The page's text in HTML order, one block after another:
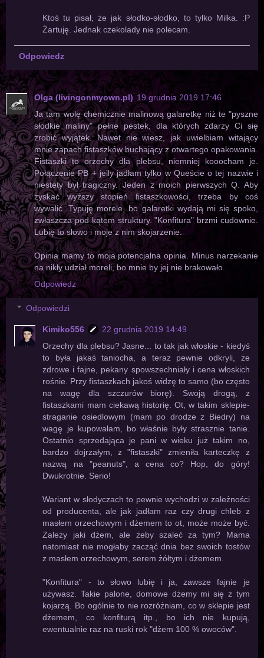
Ktoś tu pisał, że jak słodko-słodko, to tylko Milka. :P
Żartuję. Jednak czekolady nie polecam.
Odpowiedz
Olga (livingonmyown.pl) 19 grudnia 2019 17:46
Ja tam wolę chemicznie malinową galaretkę niż te "pyszne
słodkie maliny" pełne pestek, dla których zdarzy Ci się
zrobić wyjątek. Nawet nie wiesz, jak uwielbiam witający
mnie zapach fistaszków buchający z otwartego opakowania.
Fistaszki to orzechy dla plebsu, niemniej kooocham je.
Połączenie PB + jelly jadłam tylko w Queście o tej nazwie i
niestety był tragiczny. Jeden z moich pierwszych Q. Aby
zyskać wyższy stopień fistaszkowości, trzeba by coś
wywalić. Typuję morele, bo galaretki wydają mi się spoko,
zwłaszcza pod kątem struktury. "Konfitura" brzmi cudownie.
Lubię to słowo i moje z nim skojarzenie.
Opinia mamy to moja potencjalna opinia. Minus narzekanie
na nikły udział moreli, bo mnie by jej nie brakowało.
Odpowiedz
Odpowiedzi
Kimiko556
22 grudnia 2019 14:49
Orzechy dla plebsu? Jasne... to tak jak włoskie - kiedyś
to była jakaś taniocha, a teraz pewnie odkryli, że
zdrowe i fajne, pekany spowszechniały i cena włoskich
rośnie. Przy fistaszkach jakoś widzę to samo (bo często
na wagę dla szczurów biorę). Swoją drogą, z
fistaszkami mam ciekawą historię. Ot, w takim sklepie-
straganie osiedlowym (mam po drodze z Biedry) na
wagę je kupowałam, bo właśnie były strasznie tanie.
Ostatnio sprzedająca je pani w wieku już takim no,
bardzo dojrzałym, z "fistaszki" zmieniła karteczkę z
nazwą na "peanuts", a cena co? Hop, do góry!
Dwukrotnie. Serio!
Wariant w słodyczach to pewnie wychodzi w zależności
od producenta, ale jak jadłam raz czy drugi chleb z
masłem orzechowym i dżemem to ot, może może być.
Zależy jaki dżem, ale żeby szaleć za tym? Mama
natomiast nie mogłaby zacząć dnia bez swoich tostów
z masłem orzechowym, serem żółtym i dżemem.
"Konfitura" - to słowo lubię i ja, zawsze fajnie je
używasz. Takie palone, domowe dżemy mi się z tym
kojarzą. Bo ogólnie to nie rozróżniam, co w sklepie jest
dżemem, co konfiturą itp., bo ich nie kupują,
ewentualnie raz na ruski rok "dżem 100 % owoców".